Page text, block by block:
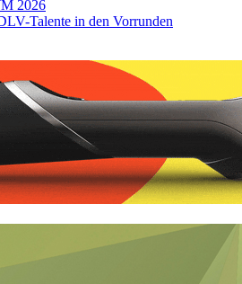
2026
Talente in den Vorrunden